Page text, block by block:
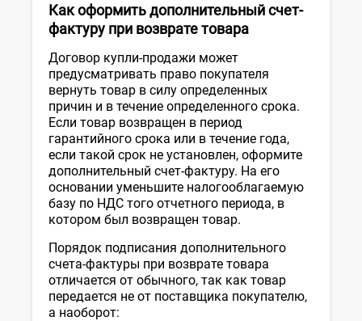
Как оформить дополнительный счет-
фактуру при возврате товара
Договор купли-продажи может
предусматривать право покупателя
вернуть товар в силу определенных
причин и в течение определенного срока.
Если товар возвращен в период
гарантийного срока или в течение года,
если такой срок не установлен, оформите
дополнительный счет-фактуру. На его
основании уменьшите налогооблагаемую
базу по НДС того отчетного периода, в
котором был возвращен товар.
Порядок подписания дополнительного
счета-фактуры при возврате товара
отличается от обычного, так как товар
передается не от поставщика покупателю,
а наоборот: